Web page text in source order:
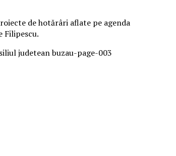
de hotărâri aflate pe agenda
Filipescu.